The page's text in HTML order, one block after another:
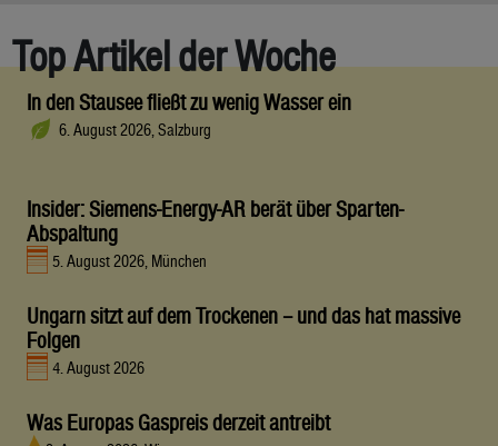
Top Artikel der Woche
In den Stausee fließt zu wenig Wasser ein
6. August 2026, Salzburg
Insider: Siemens-Energy-AR berät über Sparten-
Abspaltung
5. August 2026, München
Ungarn sitzt auf dem Trockenen – und das hat massive
Folgen
4. August 2026
Was Europas Gaspreis derzeit antreibt